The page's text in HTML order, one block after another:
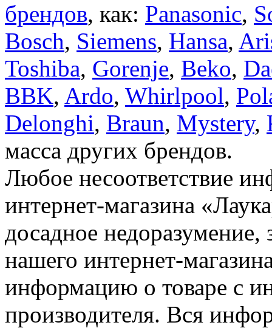
брендов, как: Panasonic,
Bosch, Siemens, Hansa,
Toshiba, Gorenje, Beko,
BBK, Ardo, Whirlpool,
Delonghi, Braun, Mystery,
масса других брендов.
Любое несоответствие
интернет-магазина
досадное недоразумение,
нашего интернет-
информацию о товаре с
производителя. Вся